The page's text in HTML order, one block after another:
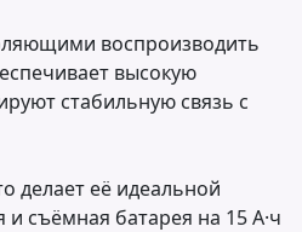
воспроизводить
высокую
стабильную связь с
делает её идеальной
съёмная батарея на 15 А·ч